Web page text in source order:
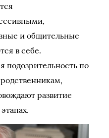
и общительные
в себе.
подозрительность по
развитие